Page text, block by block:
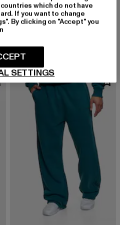
DROPSIZE
which do not have
If you want to change
By clicking on "Accept" you
SETTINGS